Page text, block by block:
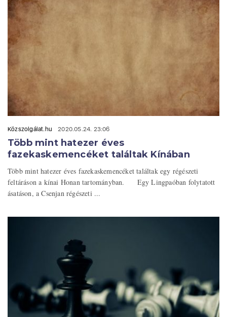
Közszolgálat.hu 2020.05.24. 23:06
Több mint hatezer éves
fazekaskemencéket találtak Kínában
Több mint hatezer éves fazekaskemencéket találtak egy régészeti
feltáráson a kínai Honan tartományban. Egy Lingpaóban folytatott
ásatáson, a Csenjan régészeti ...